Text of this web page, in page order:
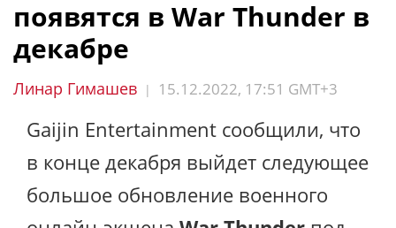
появятся в War Thunder в
декабре
Линар Гимашев | 15.12.2022, 17:51 GMT+3
Gaijin Entertainment сообщили, что
в конце декабря выйдет следующее
большое обновление военного